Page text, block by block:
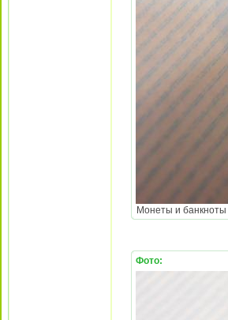
Монеты и
Фото: